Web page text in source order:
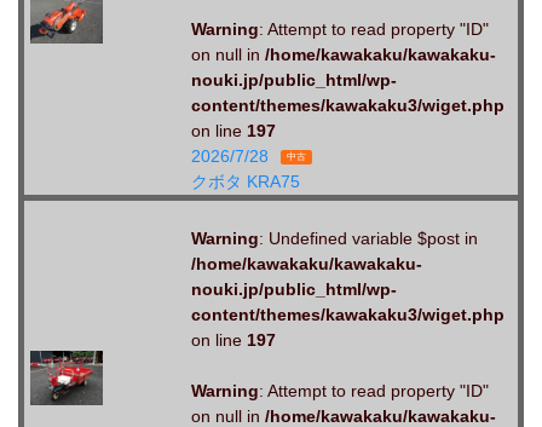
Warning: Attempt to read property "ID"
on null in /home/kawakaku/kawakaku-
nouki.jp/public_html/wp-
content/themes/kawakaku3/wiget.php
on line 197
2026/7/28
中古
クボタ KRA75
Warning: Undefined variable $post in
/home/kawakaku/kawakaku-
nouki.jp/public_html/wp-
content/themes/kawakaku3/wiget.php
on line 197
Warning: Attempt to read property "ID"
on null in /home/kawakaku/kawakaku-